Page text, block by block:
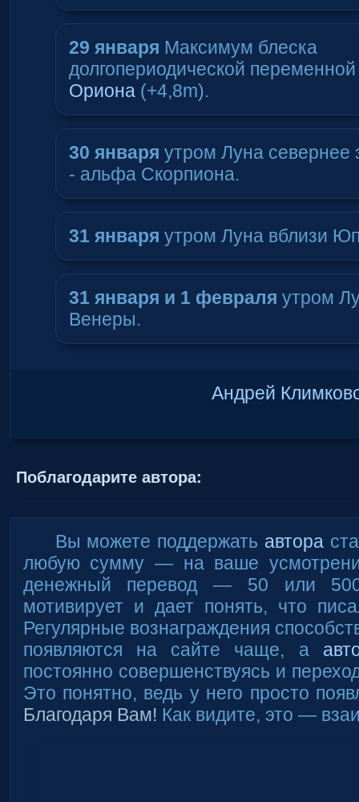
29 января Максимум блеска
долгопериодической
Ориона(+4,8m).
30 января утром Луна севернее
- альфа Скорпиона.
31 января утром Луна вблизи
31 января и 1 февраля утром
Венеры.
Андрей
Поблагодарите автора:
Вы можете поддержать автора
любую сумму — на ваше
денежный перевод — 50 или
мотивирует и дает понять, что
Регулярные вознаграждения
появляются на сайте чаще, а
постоянно совершенствуясь и
Это понятно, ведь у него просто
Благодаря Вам! Как видите, это —